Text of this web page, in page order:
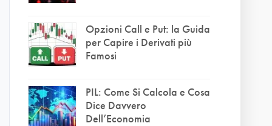
Opzioni Call e Put: la Guida
per Capire i Derivati più
Famosi
PIL: Come Si Calcola e Cosa
Dice Davvero
Dell’Economia